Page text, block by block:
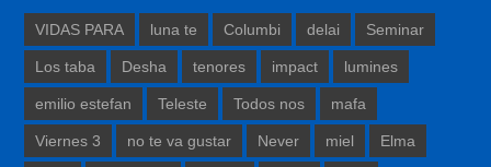
VIDAS PARA luna te Columbi delai Seminar
Los taba Desha tenores impact lumines
emilio estefan Teleste Todos nos mafa
Viernes 3 no te va gustar Never miel Elma